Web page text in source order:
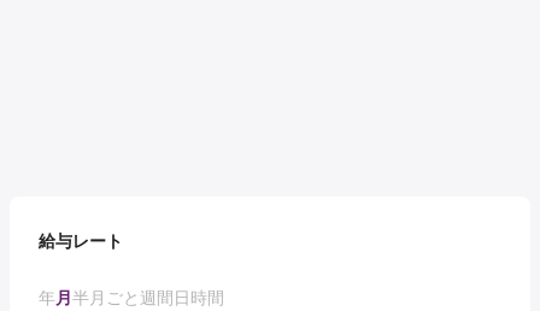
給与レート
年月半月ごと週間日時間